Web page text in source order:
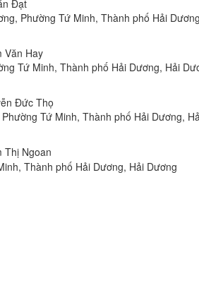
Đạt
Phường Tứ Minh, Thành phố Hải
Văn Hay
Tứ Minh, Thành phố Hải Dương, Hải
Đức Thọ
Tứ Minh, Thành phố Hải Dương,
Thị Ngoan
Thành phố Hải Dương, Hải Dương